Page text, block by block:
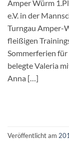
Amper Würm
e.V. in der
Turngau Amper-
fleißigen
Sommerferien
belegte Valeria
Anna […]
Veröffentlicht am